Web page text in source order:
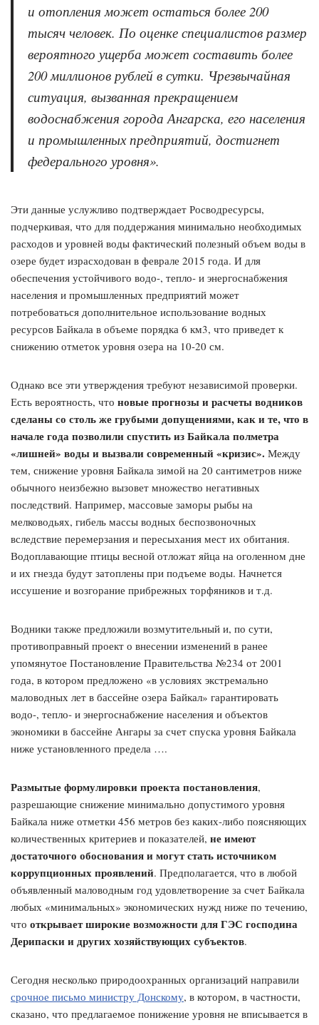
и отопления может остаться более 200
тысяч человек. По оценке специалистов размер
вероятного ущерба может составить более
200 миллионов рублей в сутки. Чрезвычайная
ситуация, вызванная прекращением
водоснабжения города Ангарска, его населения
и промышленных предприятий, достигнет
федерального уровня».
Эти данные услужливо подтверждает Росводресурсы,
подчеркивая, что для поддержания минимально необходимых
расходов и уровней воды фактический полезный объем воды в
озере будет израсходован в феврале 2015 года. И для
обеспечения устойчивого водо-, тепло- и энергоснабжения
населения и промышленных предприятий может
потребоваться дополнительное использование водных
ресурсов Байкала в объеме порядка 6 км3, что приведет к
снижению отметок уровня озера на 10-20 см.
Однако все эти утверждения требуют независимой проверки.
Есть вероятность, что новые прогнозы и расчеты водников
сделаны со столь же грубыми допущениями, как и те, что в
начале года позволили спустить из Байкала полметра
«лишней» воды и вызвали современный «кризис». Между
тем, снижение уровня Байкала зимой на 20 сантиметров ниже
обычного неизбежно вызовет множество негативных
последствий. Например, массовые заморы рыбы на
мелководьях, гибель массы водных беспозвоночных
вследствие перемерзания и пересыхания мест их обитания.
Водоплавающие птицы весной отложат яйца на оголенном дне
и их гнезда будут затоплены при подъеме воды. Начнется
иссушение и возгорание прибрежных торфяников и т.д.
Водники также предложили возмутительный и, по сути,
противоправный проект о внесении изменений в ранее
упомянутое Постановление Правительства №234 от 2001
года, в котором предложено «в условиях экстремально
маловодных лет в бассейне озера Байкал» гарантировать
водо-, тепло- и энергоснабжение населения и объектов
экономики в бассейне Ангары за счет спуска уровня Байкала
ниже установленного предела ….
Размытые формулировки проекта постановления,
разрешающие снижение минимально допустимого уровня
Байкала ниже отметки 456 метров без каких-либо поясняющих
количественных критериев и показателей, не имеют
достаточного обоснования и могут стать источником
коррупционных проявлений. Предполагается, что в любой
объявленный маловодным год удовлетворение за счет Байкала
любых «минимальных» экономических нужд ниже по течению,
что открывает широкие возможности для ГЭС господина
Дерипаски и других хозяйствующих субъектов.
Сегодня несколько природоохранных организаций направили
срочное письмо министру Донскому, в котором, в частности,
сказано, что предлагаемое понижение уровня не вписывается в